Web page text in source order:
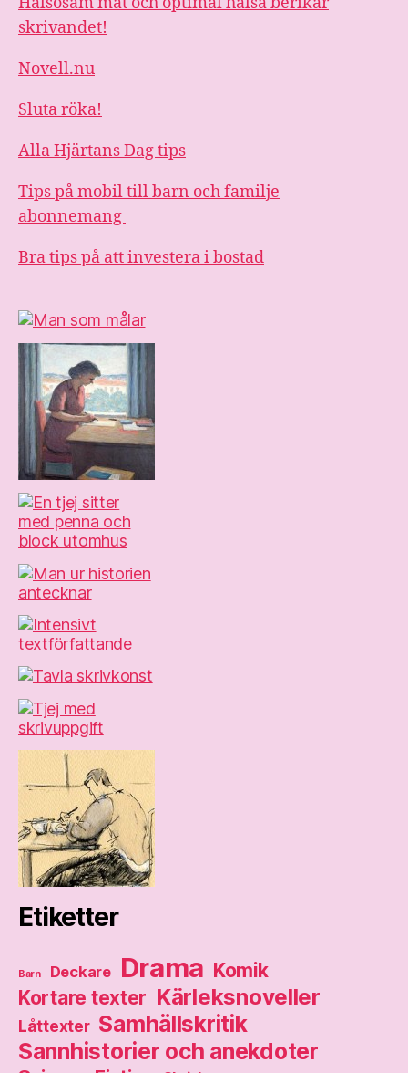
skrivandet!
Novell.nu
Sluta röka!
Alla Hjärtans Dag tips
Tips på mobil till barn och familje
abonnemang
Bra tips på att investera i bostad
Etiketter
Barn Deckare Drama Komik
Kortare texter Kärleksnoveller
Låttexter Samhällskritik
Sannhistorier och anekdoter